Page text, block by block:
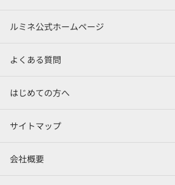
ルミネ公式ホームページ
よくある質問
はじめての方へ
サイトマップ
会社概要